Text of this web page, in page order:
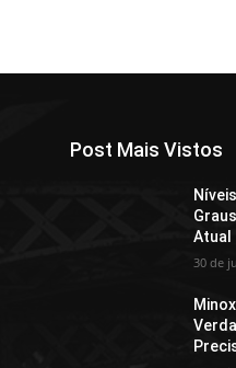
Post Mais Vistos
Atual
30 de